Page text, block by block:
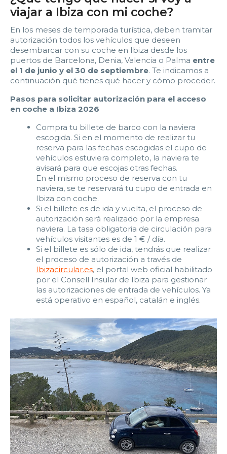
viajar a Ibiza con mi coche?
En los meses de temporada turística, deben tramitar
autorización todos los vehículos que deseen
desembarcar con su coche en Ibiza desde los
puertos de Barcelona, Denia, Valencia o Palma entre
el 1 de junio y el 30 de septiembre. Te indicamos a
continuación qué tienes qué hacer y cómo proceder.
Pasos para solicitar autorización para el acceso
en coche a Ibiza 2026
Compra tu billete de barco con la naviera
escogida. Si en el momento de realizar tu
reserva para las fechas escogidas el cupo de
vehículos estuviera completo, la naviera te
avisará para que escojas otras fechas.
En el mismo proceso de reserva con tu
naviera, se te reservará tu cupo de entrada en
Ibiza con coche.
Si el billete es de ida y vuelta, el proceso de
autorización será realizado por la empresa
naviera. La tasa obligatoria de circulación para
vehículos visitantes es de 1 € / día.
Si el billete es sólo de ida, tendrás que realizar
el proceso de autorización a través de
Ibizacircular.es, el portal web oficial habilitado
por el Consell Insular de Ibiza para gestionar
las autorizaciones de entrada de vehículos. Ya
está operativo en español, catalán e inglés.